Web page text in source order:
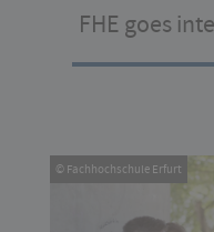
FHE goes
© Fachhochschule Erfurt